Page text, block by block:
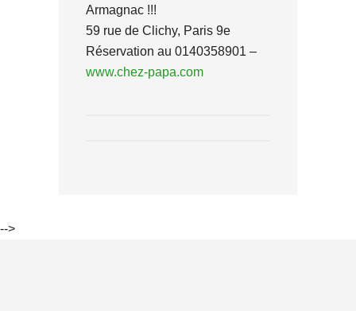
Armagnac !!!
59 rue de Clichy, Paris 9e
Réservation au 0140358901 –
www.chez-papa.com
-->